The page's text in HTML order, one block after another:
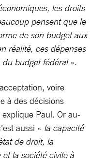
les droits
pensent que le
de son budget aux
réalité, ces dépenses
budget fédéral».
voire
à des décisions
Paul. Or au-
aussi « la capacité
de droit, la
la société civile à